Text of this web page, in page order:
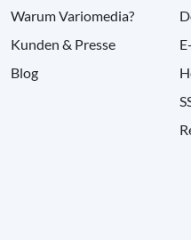
Warum Variomedia?
Kunden & Presse
Blog